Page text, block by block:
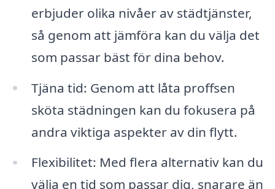
erbjuder olika nivåer av städtjänster,
så genom att jämföra kan du välja det
som passar bäst för dina behov.
Tjäna tid: Genom att låta proffsen
sköta städningen kan du fokusera på
andra viktiga aspekter av din flytt.
Flexibilitet: Med flera alternativ kan du
välja en tid som passar dig, snarare än